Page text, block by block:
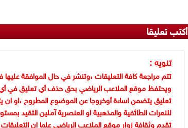
أكتب تعليقا
تنويه :
تتم مراجعة كافة التعليقات ،وتنشر في حال الموافقة
ويحتفظ موقع الملاعب الرياضي بحق حذف أي تعليق في
تعليق يتضمن اساءة أوخروجا عن الموضوع المطروح ،او ان
للنعرات الطائفية والمذهبية او العنصرية آملين التقيد
تقدم وثقافة زوار موقع الملاعب الرياضي علما ان